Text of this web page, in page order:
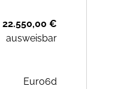
22.550,00 €
ausweisbar
Euro6d